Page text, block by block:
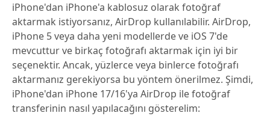
iPhone'dan iPhone'a kablosuz olarak fotoğraf
aktarmak istiyorsanız, AirDrop kullanılabilir. AirDrop,
iPhone 5 veya daha yeni modellerde ve iOS 7'de
mevcuttur ve birkaç fotoğrafı aktarmak için iyi bir
seçenektir. Ancak, yüzlerce veya binlerce fotoğrafı
aktarmanız gerekiyorsa bu yöntem önerilmez. Şimdi,
iPhone'dan iPhone 17/16'ya AirDrop ile fotoğraf
transferinin nasıl yapılacağını gösterelim: